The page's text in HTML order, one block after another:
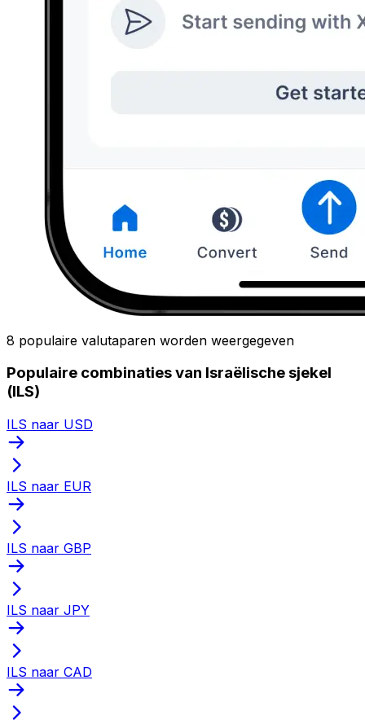
8 populaire valutaparen worden weergegeven
Populaire combinaties van Israëlische sjekel
(ILS)
ILS naar USD
ILS naar EUR
ILS naar GBP
ILS naar JPY
ILS naar CAD